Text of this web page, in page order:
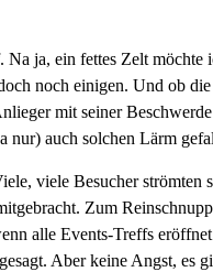
ja, ein fettes Zelt
noch einigen. Und ob
mit seiner
auch solchen Lärm
viele Besucher
Zum
alle Events-Treffs
Aber keine Angst, es